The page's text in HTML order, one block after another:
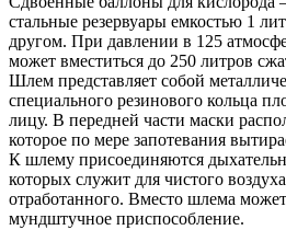
стальные резервуары емкостью 1
другом. При давлении в 125
может вместиться до 250 литров
Шлем представляет собой
специального резинового кольца
лицу. В передней части маски
которое по мере запотевания
К шлему присоединяются
которых служит для чистого
отработанного. Вместо шлема может
мундштучное приспособление.